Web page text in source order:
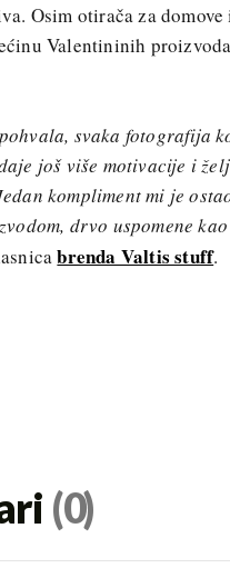
Osim otirača za
Valentininih
svaka fotografija
još više motivacije i
kompliment mi je
drvo uspomene
brenda Valtis stuff.
(0)